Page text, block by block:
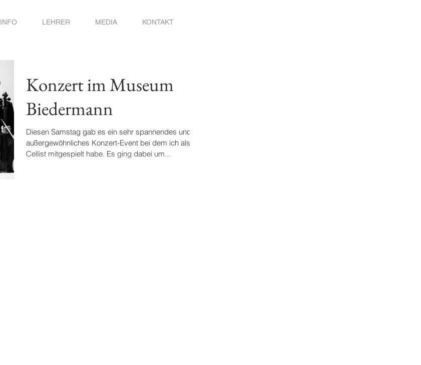
INFO LEHRER MEDIA KONTAKT
Konzert im Museum
Biedermann
Diesen Samstag gab es ein sehr spannendes und
außergewöhnliches Konzert-Event bei dem ich als
Cellist mitgespielt habe. Es ging dabei um...